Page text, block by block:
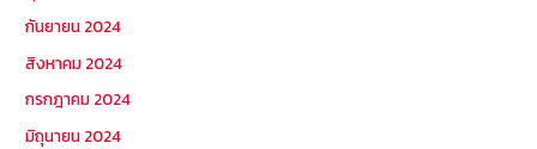
กันยายน 2024
สิงหาคม 2024
กรกฎาคม 2024
มิถุนายน 2024